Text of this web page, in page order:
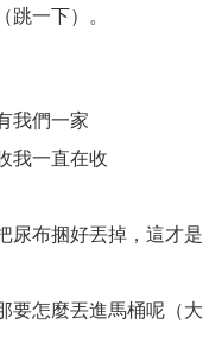
一下）。
我們一家
我一直在收
尿布捆好丟掉，這才是
要怎麼丟進馬桶呢（大